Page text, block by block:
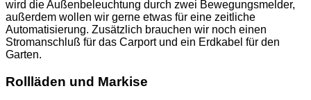
wird die Außenbeleuchtung durch zwei Bewegungsmelder,
außerdem wollen wir gerne etwas für eine zeitliche
Automatisierung. Zusätzlich brauchen wir noch einen
Stromanschluß für das Carport und ein Erdkabel für den
Garten.
Rollläden und Markise